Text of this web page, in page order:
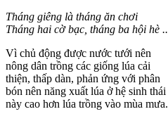
Tháng giêng là tháng ăn chơi
Tháng hai cờ bạc, tháng ba hội hè ..
Vì chủ động được nước tưới nên
nông dân trồng các giống lúa cải
thiện, thấp dàn, phản ứng với phân
bón nên năng xuất lúa ở hệ sinh thái
này cao hơn lúa trồng vào mùa mưa.